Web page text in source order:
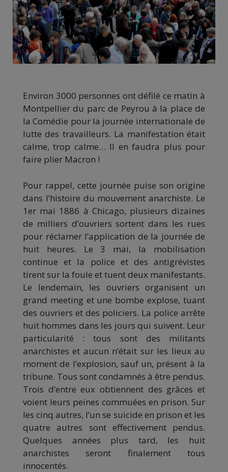
Environ 3000 personnes ont défilé ce matin à
Montpellier du parc de Peyrou à la place de
la Comédie pour la journée internationale de
lutte des travailleurs. La manifestation était
calme, trop calme… Il en faudra plus pour
faire plier Macron !
Pour rappel, cette journée puise son origine
dans l’histoire du mouvement anarchiste. Le
1er mai 1886 à Chicago, plusieurs dizaines
de milliers d’ouvriers sortent dans les rues
pour réclamer l’application de la journée de
huit heures. Le 3 mai, la mobilisation
continue et la police et des antigrévistes
tirent sur la foule et tuent deux manifestants.
Le lendemain, les ouvriers organisent un
grand meeting et une bombe explose, tuant
des ouvriers et des policiers. La police arrête
huit hommes dans les jours qui suivent. Leur
particularité : tous sont des militants
anarchistes et aucun n’était sur les lieux au
moment de l’explosion, sauf un, présent à la
tribune. Tous sont condamnés à être pendus.
Trois d’entre eux obtiennent des grâces et
voient leurs peines commuées en prison. Sur
les cinq autres, l’un se suicide en prison et les
quatre autres sont effectivement pendus.
Quelques années plus tard, les huit
anarchistes seront finalement tous
innocentés.